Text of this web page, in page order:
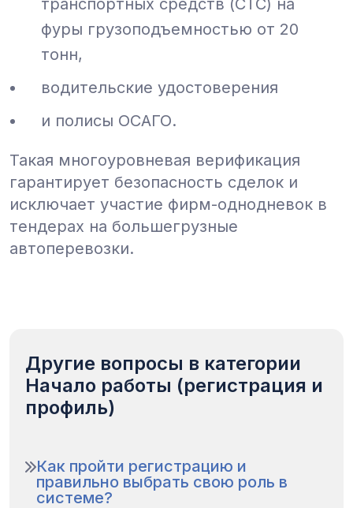
транспортных средств (СТС) на
фуры грузоподъемностью от 20
тонн,
водительские удостоверения
и полисы ОСАГО.
Такая многоуровневая верификация
гарантирует безопасность сделок и
исключает участие фирм-однодневок в
тендерах на большегрузные
автоперевозки.
Другие вопросы в категории
Начало работы (регистрация и
профиль)
Как пройти регистрацию и
правильно выбрать свою роль в
системе?